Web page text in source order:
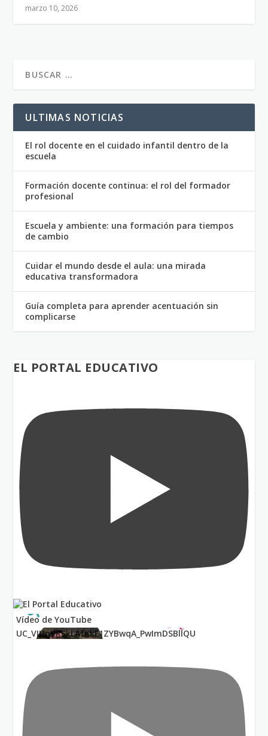
marzo 10, 2026
ULTIMAS NOTICIAS
El rol docente en el cuidado infantil dentro de la
escuela
Formación docente continua: el rol del formador
profesional
Escuela y ambiente: una formación para tiempos
de cambio
Cuidar el mundo desde el aula: una mirada
educativa transformadora
Guía completa para aprender acentuación sin
complicarse
EL PORTAL EDUCATIVO
Vídeo de YouTube
UC_VIUnVRSkLAfKkF1ZYBwqA_PwImDSBllQU